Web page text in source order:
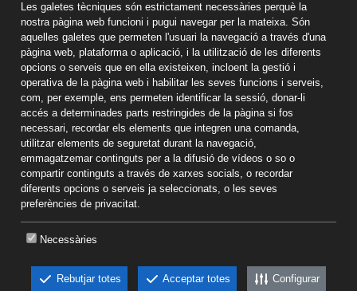
Batxillerat
Formació professional
Informació de contacte
Escola Joan XXIII
C/ Catorze, S/N, 43100 Tarragona
Tel. 977 54 28 07
Email: escola@escolajoan23.com
Aspectes Legals
Avís Legal
Política de Privacitat
Sistema Intern d’Informació (SIIF)
Política de cookies
CKEW
Les galetes tècniques són estrictament necessàries perquè la
nostra pàgina web funcioni i pugui navegar per la mateixa. Són
aquelles galetes que permeten l'usuari la navegació a través d'una
pàgina web, plataforma o aplicació, i la utilització de les diferents
opcions o serveis que en ella existeixen, incloent la gestió i
operativa de la pàgina web i habilitar les seves funcions i serveis,
com, per exemple, ens permeten identificar la sessió, donar-li
accés a determinades parts restringides de la pàgina si fos
necessari, recordar els elements que integren una comanda,
utilitzar elements de seguretat durant la navegació,
emmagatzemar continguts per a la difusió de vídeos o so o
compartir continguts a través de xarxes socials, o recordar
diferents opcions o serveis ja seleccionats, o les seves
preferències de privacitat.
Necessàries
Rebutjar totes Acceptar totes Configurar